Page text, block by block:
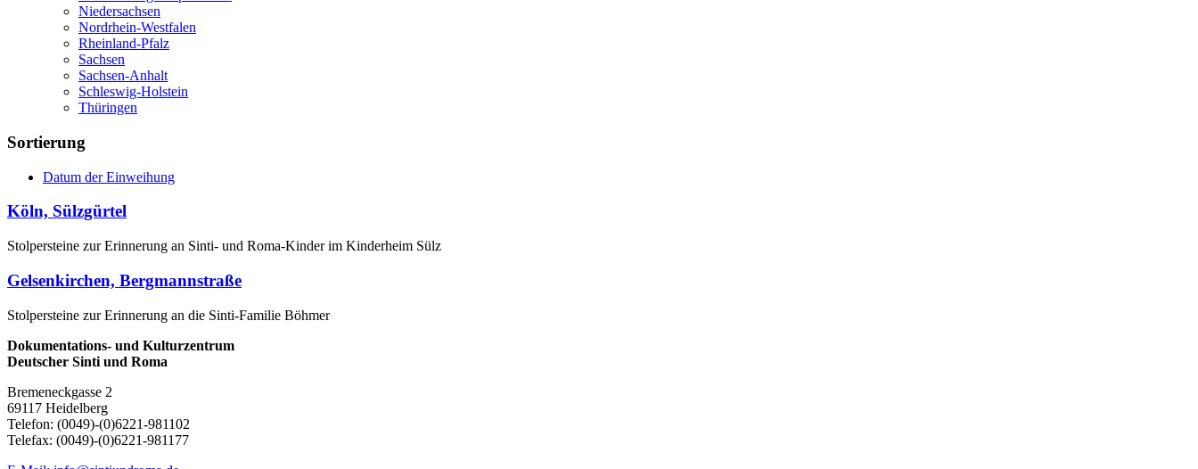
Niedersachsen
Nordrhein-Westfalen
Rheinland-Pfalz
Sachsen
Sachsen-Anhalt
Schleswig-Holstein
Thüringen
Sortierung
Datum der Einweihung
Köln, Sülzgürtel
Stolpersteine zur Erinnerung an Sinti- und Roma-Kinder im Kinderheim Sülz
Gelsenkirchen, Bergmannstraße
Stolpersteine zur Erinnerung an die Sinti-Familie Böhmer
Dokumentations- und Kulturzentrum
Deutscher Sinti und Roma
Bremeneckgasse 2
69117 Heidelberg
Telefon: (0049)-(0)6221-981102
Telefax: (0049)-(0)6221-981177